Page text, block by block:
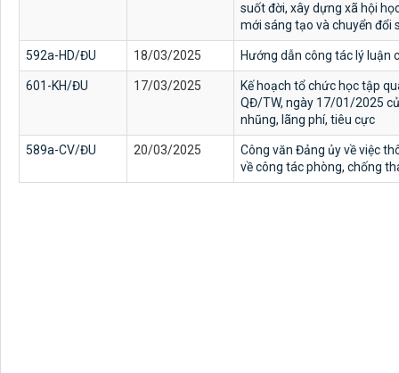
suốt đời, xây dựng xã hội
mới sáng tạo và chuyển đổi
592a-HD/ĐU 18/03/2025 Hướng dẫn công tác lý luận
601-KH/ĐU 17/03/2025
Kế hoạch tổ chức học tập
QĐ/TW, ngày 17/01/2025
nhũng, lãng phí, tiêu cực
589a-CV/ĐU 20/03/2025
Công văn Đảng ủy về việc
về công tác phòng, chống